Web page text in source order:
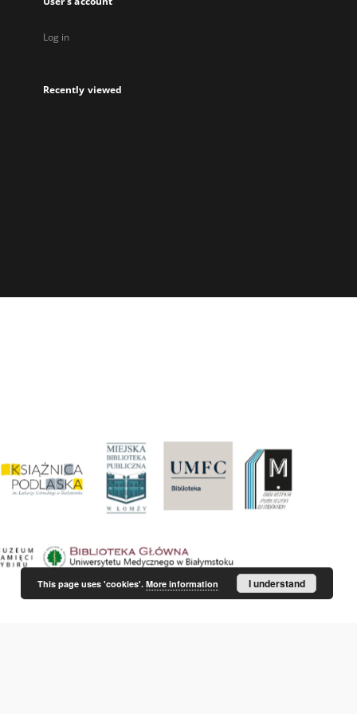
Log in
Recently viewed
This page uses 'cookies'. More information I understand